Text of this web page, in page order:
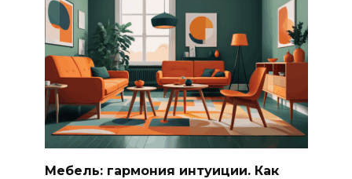
Мебель: гармония интуиции. Как